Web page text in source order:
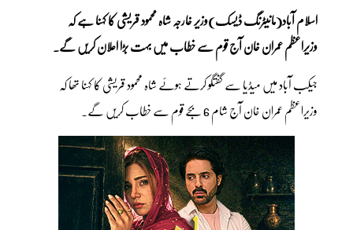
اسلام آباد(مانیٹرنگ ڈیسک)وزیر خارجہ شاہ محمود قریشی کا کہنا ہے کہ
وزیراعظم عمران خان آج قوم سے خطاب میں بہت بڑا اعلان کریں گے۔
جیکب آباد میں میڈیا سے گفتگو کرتے ہوئے شاہ محمود قریشی کا کہنا تھا کہ
وزیراعظم عمران خان آج شام 6 بجے قوم سے خطاب کریں گے۔